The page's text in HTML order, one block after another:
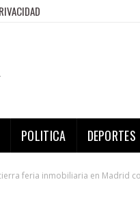
POLITICA DEPORTES
feria inmobiliaria en Madrid